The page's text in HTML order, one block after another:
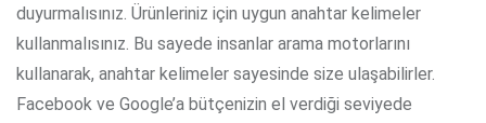
duyurmalısınız. Ürünleriniz için uygun anahtar kelimeler
kullanmalısınız. Bu sayede insanlar arama motorlarını
kullanarak, anahtar kelimeler sayesinde size ulaşabilirler.
Facebook ve Google’a bütçenizin el verdiği seviyede